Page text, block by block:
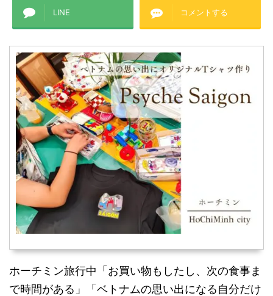
LINE コメントする
ホーチミン旅行中「お買い物もしたし、次の食事ま
で時間がある」「ベトナムの思い出になる自分だけ